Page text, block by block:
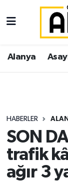
Alanya
HABERLER
SON
trafik
ağır 3
Alanya
Asayiş
Siyaset
Spor
Turizm
İstanbul
İstanbul
Süper Lig
Tüm
Son